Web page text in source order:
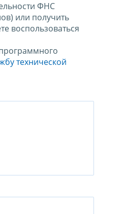
ФНС
или получить
воспользоваться
технической